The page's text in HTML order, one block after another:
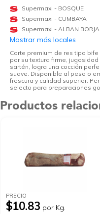
Supermaxi - BOSQUE
Supermaxi - CUMBAYA
Supermaxi - ALBAN BORJA
Mostrar más locales
Corte premium de res tipo
por su textura firme,
sartén, logra una cocción
suave. Disponible al peso o
frescura y calidad superior.
selecto para preparaciones
Productos
PRECIO
$10.83 por Kg.